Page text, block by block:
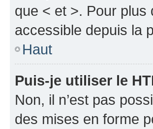
que < et >. Pour plus
accessible depuis la
Haut
Puis-je utiliser le
Non, il n’est pas
des mises en forme